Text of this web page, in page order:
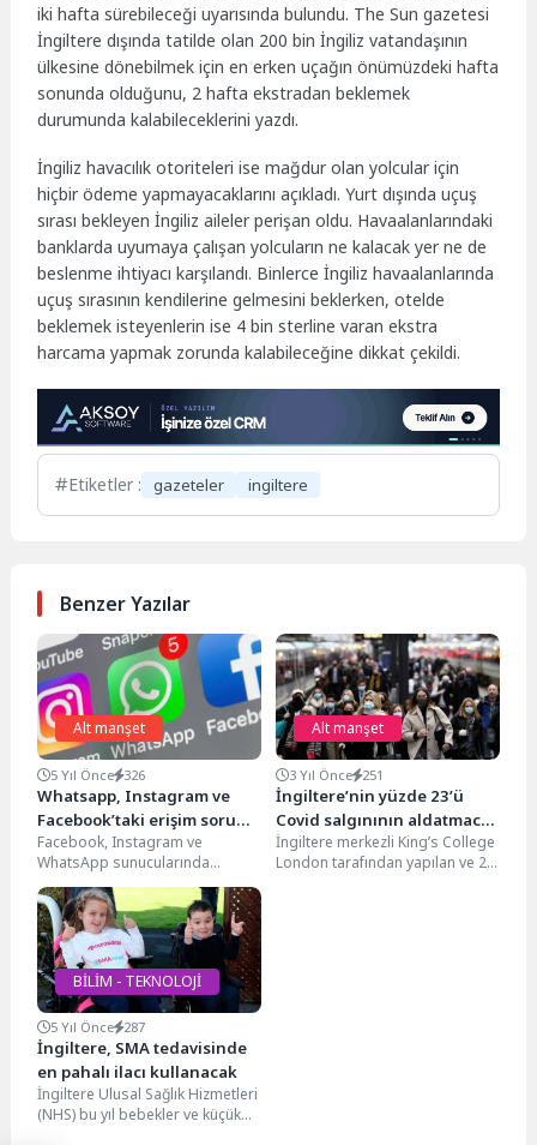
iki hafta sürebileceği uyarısında bulundu. The Sun gazetesi
İngiltere dışında tatilde olan 200 bin İngiliz vatandaşının
ülkesine dönebilmek için en erken uçağın önümüzdeki hafta
sonunda olduğunu, 2 hafta ekstradan beklemek
durumunda kalabileceklerini yazdı.
İngiliz havacılık otoriteleri ise mağdur olan yolcular için
hiçbir ödeme yapmayacaklarını açıkladı. Yurt dışında uçuş
sırası bekleyen İngiliz aileler perişan oldu. Havaalanlarındaki
banklarda uyumaya çalışan yolcuların ne kalacak yer ne de
beslenme ihtiyacı karşılandı. Binlerce İngiliz havaalanlarında
uçuş sırasının kendilerine gelmesini beklerken, otelde
beklemek isteyenlerin ise 4 bin sterline varan ekstra
harcama yapmak zorunda kalabileceğine dikkat çekildi.
Etiketler : gazeteler ingiltere
Benzer Yazılar
Alt manşet
5 Yıl Önce 326
Whatsapp, Instagram ve
Facebook’taki erişim sorunu
giderildi
Facebook, Instagram ve
WhatsApp sunucularında
yaklaşık 6 saat süren erişim
sorununun giderildiği açıklandı.
Facebook sözcüsü,...
Alt manşet
3 Yıl Önce 251
İngiltere’nin yüzde 23’ü
Covid salgınının aldatmaca
olduğunu düşünüyor
İngiltere merkezli King’s College
London tarafından yapılan ve 2
BİLİM - TEKNOLOJİ
5 Yıl Önce 287
İngiltere, SMA tedavisinde
en pahalı ilacı kullanacak
İngiltere Ulusal Sağlık Hizmetleri
(NHS) bu yıl bebekler ve küçük